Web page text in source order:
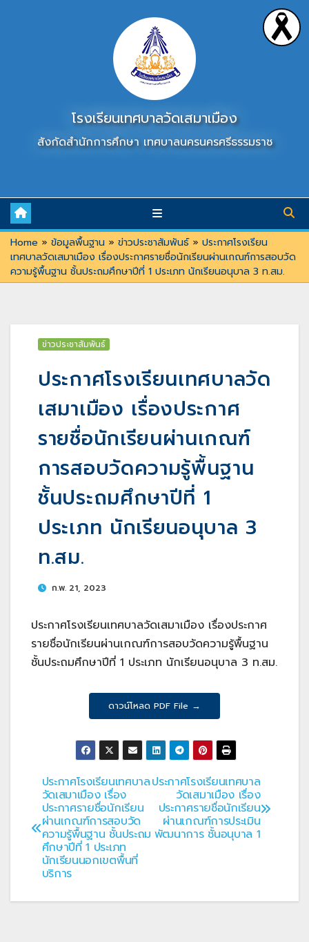
โรงเรียนเทศบาลวัดเสมาเมือง
สังกัดสำนักการศึกษา เทศบาลนครนครศรีธรรมราช
Home » ข้อมูลพื้นฐาน » ข่าวประชาสัมพันธ์» ประกาศโรงเรียน
เทศบาลวัดเสมาเมือง เรื่องประกาศรายชื่อนักเรียนผ่านเกณฑ์การสอบวัด
ความรู้พื้นฐาน ชั้นประถมศึกษาปีที่ 1 ประเภท นักเรียนอนุบาล 3 ท.สม.
ข่าวประชาสัมพันธ์
ประกาศโรงเรียนเทศบาลวัด
เสมาเมือง เรื่องประกาศ
รายชื่อนักเรียนผ่านเกณฑ์
การสอบวัดความรู้พื้นฐาน
ชั้นประถมศึกษาปีที่ 1
ประเภท นักเรียนอนุบาล 3
ท.สม.
ก.พ. 21, 2023
ประกาศโรงเรียนเทศบาลวัดเสมาเมือง เรื่องประกาศ
รายชื่อนักเรียนผ่านเกณฑ์การสอบวัดความรู้พื้นฐาน
ชั้นประถมศึกษาปีที่ 1 ประเภท นักเรียนอนุบาล 3 ท.สม.
ดาวน์โหลด PDF File →
แนะแนว
เรื่อง
ประกาศโรงเรียนเทศบาล
วัดเสมาเมือง เรื่อง
ประกาศรายชื่อนักเรียน
ผ่านเกณฑ์การประเมิน
พัฒนาการ ชั้นอนุบาล 1
ประกาศโรงเรียนเทศบาล
วัดเสมาเมือง เรื่อง
ประกาศรายชื่อนักเรียน
ผ่านเกณฑ์การสอบวัด
ความรู้พื้นฐาน ชั้นประถม
ศึกษาปีที่ 1 ประเภท
นักเรียนนอกเขตพื้นที่
บริการ